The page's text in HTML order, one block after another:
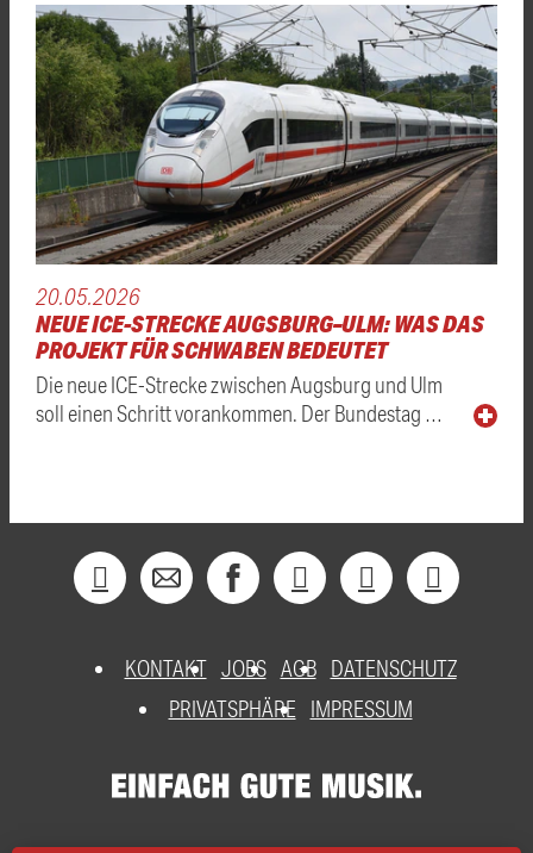
20.05.2026
NEUE ICE-STRECKE AUGSBURG–ULM: WAS DAS
PROJEKT FÜR SCHWABEN BEDEUTET
Die neue ICE-Strecke zwischen Augsburg und Ulm
soll einen Schritt vorankommen. Der Bundestag …
KONTAKT JOBS AGB DATENSCHUTZ
PRIVATSPHÄRE
IMPRESSUM